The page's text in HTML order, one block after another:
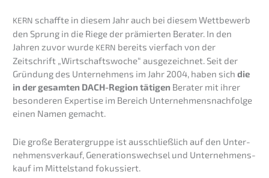
KERN schaff­te in diesem Jahr auch bei diesem Wettbe­werb
den Sprung in die Riege der prämier­ten Berater. In den
Jahren zuvor wurde KERN bereits vierfach von der
Zeitschrift „Wirtschafts­wo­che“ ausge­zeich­net. Seit der
Gründung des Unter­neh­mens im Jahr 2004, haben sich die
in der gesam­ten DACH-Region tätigen Berater mit ihrer
beson­de­ren Exper­ti­se im Bereich Unternehmens­nachfolge
einen Namen gemacht.
Die große Berater­grup­pe ist ausschließ­lich auf den Unter­
nehmens­verkauf, Generations­wechsel und Unter­nehmens­
kauf im Mittel­stand fokussiert.